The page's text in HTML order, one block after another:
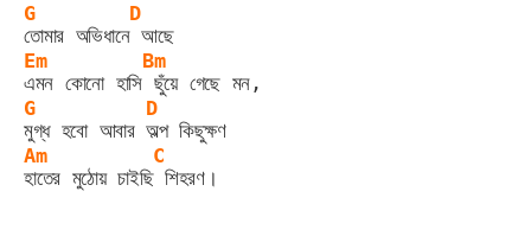
G
তোমার অভিধানে
D
আছে
Em
এমন কোনো হাসি
Bm
ছুঁয়ে গেছে মন,
G
মুগ্ধ হবো আবার
D
অল্প কিছুক্ষণ
Am
হাতের মুঠোয় চাইছি
C
শিহরণ।